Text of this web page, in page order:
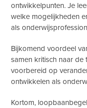
ontwikkelpunten. Je
welke mogelijkheden
als
Bijkomend voordeel
samen kritisch naar
voorbereid op
ontwikkelen als
Kortom,